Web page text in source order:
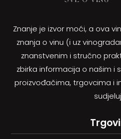
Znanje je izvor moći, a ova
znanja o vinu (i uz
znanstvenim i stručno
zbirka informacija o našim i
proizvođačima, trgovcima i